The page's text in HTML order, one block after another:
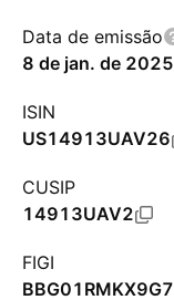
Data de emissão
8 de jan. de 2025
ISIN
US14913UAV26
CUSIP
14913UAV2
FIGI
BBG01RMKX9G7